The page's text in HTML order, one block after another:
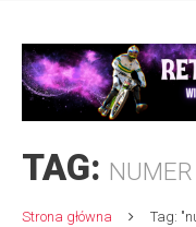
TAG:
Strona główna Tag: